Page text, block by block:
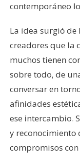
contemporáneo
La idea surgió de
creadores que la
muchos tienen
sobre todo, de
conversar en
afinidades
ese intercambio.
y reconocimiento
compromisos